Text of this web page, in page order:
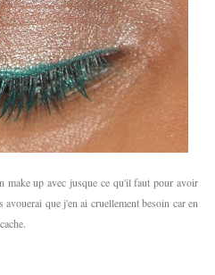
up avec jusque ce qu'il faut pour avoir
que j'en ai cruellement besoin car en